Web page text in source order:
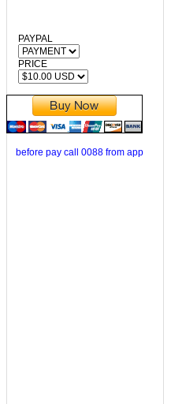
PAYPAL
PRICE
before pay call 0088 from app